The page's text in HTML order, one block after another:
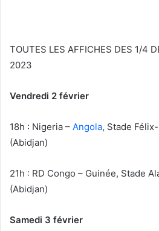
TOUTES LES AFFICHES DES 1/4
2023
Vendredi 2 février
18h : Nigeria – Angola, Stade
(Abidjan)
21h : RD Congo – Guinée, Stade
(Abidjan)
Samedi 3 février